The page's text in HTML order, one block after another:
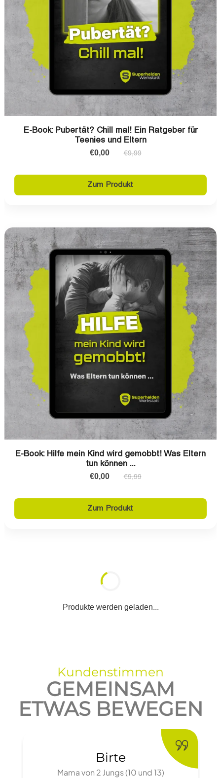
Produkte werden geladen...
Kundenstimmen
GEMEINSAM
ETWAS BEWEGEN
Birte
Mama von 2 Jungs (10 und 13)